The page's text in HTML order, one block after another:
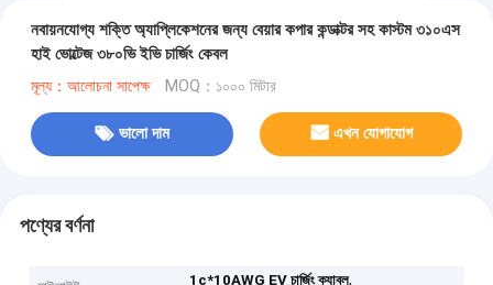
নবায়নযোগ্য শক্তি অ্যাপ্লিকেশনের জন্য বেয়ার কপার কন্ডাক্টর সহ কাস্টম ৩১০এস
হাই ভোল্টেজ ৩৮০ভি ইভি চার্জিং কেবল
মূল্য：আলোচনা সাপেক্ষ MOQ：১০০০ মিটার
ভালো দাম এখন যোগাযোগ
পণ্যের বর্ণনা
1c*10AWG EV চার্জিং ক্যাবল,